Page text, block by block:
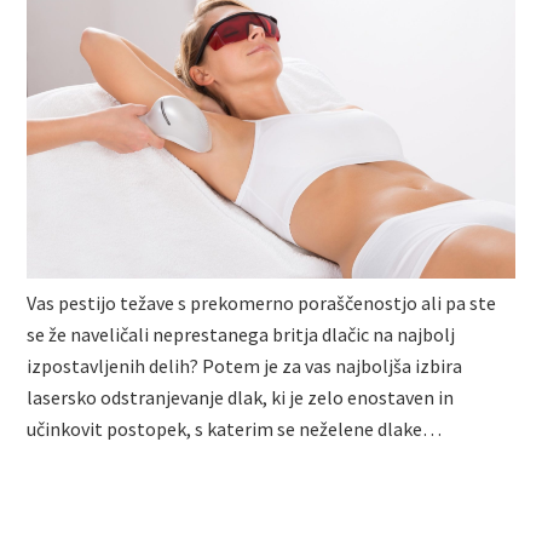
Vas pestijo težave s prekomerno poraščenostjo ali pa ste
se že naveličali neprestanega britja dlačic na najbolj
izpostavljenih delih? Potem je za vas najboljša izbira
lasersko odstranjevanje dlak, ki je zelo enostaven in
učinkovit postopek, s katerim se neželene dlake…